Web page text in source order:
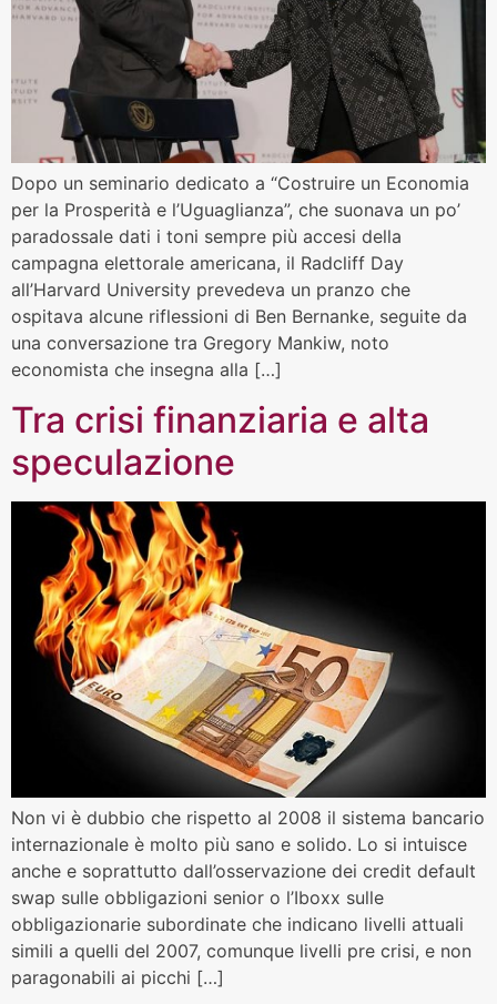
Dopo un seminario dedicato a “Costruire un Economia
per la Prosperità e l’Uguaglianza”, che suonava un po’
paradossale dati i toni sempre più accesi della
campagna elettorale americana, il Radcliff Day
all’Harvard University prevedeva un pranzo che
ospitava alcune riflessioni di Ben Bernanke, seguite da
una conversazione tra Gregory Mankiw, noto
economista che insegna alla […]
Tra crisi finanziaria e alta
speculazione
Non vi è dubbio che rispetto al 2008 il sistema bancario
internazionale è molto più sano e solido. Lo si intuisce
anche e soprattutto dall’osservazione dei credit default
swap sulle obbligazioni senior o l’Iboxx sulle
obbligazionarie subordinate che indicano livelli attuali
simili a quelli del 2007, comunque livelli pre crisi, e non
paragonabili ai picchi […]